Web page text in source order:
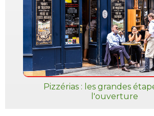
Pizzérias : les grandes
l'ouverture